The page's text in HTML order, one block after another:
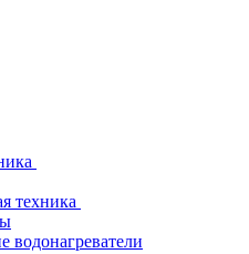
техника
водонагреватели